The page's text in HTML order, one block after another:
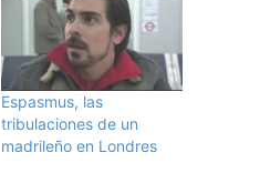
Espasmus, las
tribulaciones de un
madrileño en Londres